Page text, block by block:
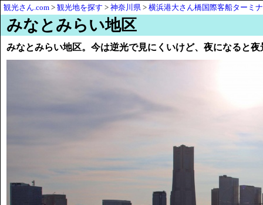
観光さん.com > 観光地を探す > 神奈川県 > 横浜港大さん橋国際客船ターミ
みなとみらい地区
みなとみらい地区。今は逆光で見にくいけど、夜になると